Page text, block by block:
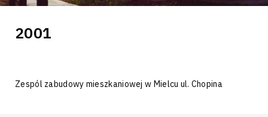
2001
Zespól zabudowy mieszkaniowej w Mielcu ul. Chopina